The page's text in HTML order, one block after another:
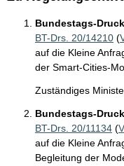
Bundestags-
BT-Drs. 20/14210 (
auf die Kleine
der Smart-Cities-
Zuständiges
Bundestags-
BT-Drs. 20/11134 (
auf die Kleine
Begleitung der